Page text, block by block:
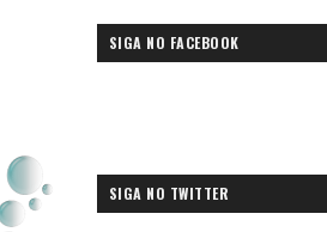
SIGA NO FACEBOOK
SIGA NO TWITTER